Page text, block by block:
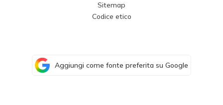
Sitemap
Codice etico
Aggiungi come fonte preferita su Google